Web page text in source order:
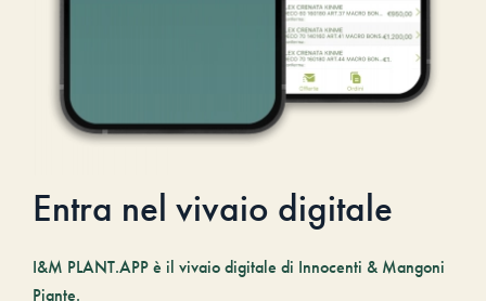
Entra nel vivaio digitale
I&M PLANT.APP è il vivaio digitale di Innocenti & Mangoni
Piante.